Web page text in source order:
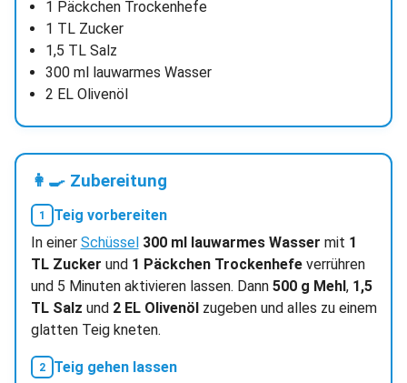
1 Päckchen Trockenhefe
1 TL Zucker
1,5 TL Salz
300 ml lauwarmes Wasser
2 EL Olivenöl
👩‍🍳 Zubereitung
Teig vorbereiten
In einer Schüssel 300 ml lauwarmes Wasser mit 1
TL Zucker und 1 Päckchen Trockenhefeverrühren
und 5 Minuten aktivieren lassen. Dann 500 g Mehl, 1,5
TL Salz und 2 EL Olivenölzugeben und alles zu einem
glatten Teig kneten.
Teig gehen lassen